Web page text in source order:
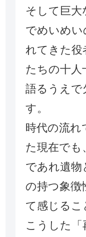
そして巨大
でめいめい
れてきた役
たちの十人
語るうえ
す。
時代の流れ
た現在でも
であれ遺物
の持つ象徴
て感じるこ
こうした「